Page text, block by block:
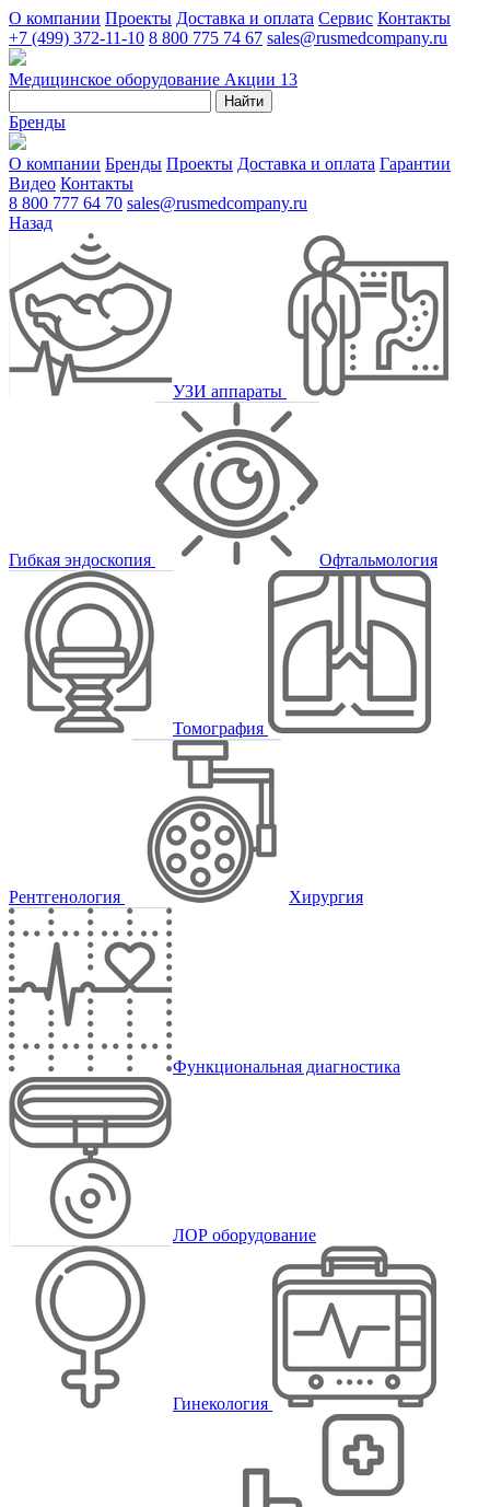
О компании Проекты Доставка и оплата Сервис Контакты
+7 (499) 372-11-10 8 800 775 74 67 sales@rusmedcompany.ru
Медицинское оборудование Акции 13
Найти
Бренды
О компании Бренды Проекты Доставка и оплата Гарантии
Видео Контакты
8 800 777 64 70 sales@rusmedcompany.ru
Назад
УЗИ аппараты
Гибкая эндоскопия Офтальмология
Томография
Рентгенология Хирургия
Функциональная диагностика
ЛОР оборудование
Гинекология